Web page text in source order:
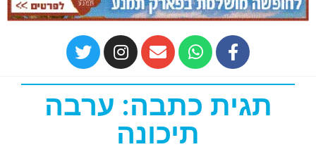
תגית כתבה: ערבה
תיכונה